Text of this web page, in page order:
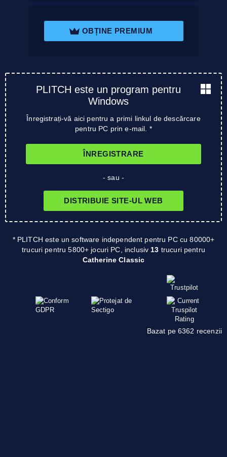
OBȚINE PREMIUM
PLITCH este un program pentru
Windows
Înregistrați-vă aici pentru a primi linkul de descărcare
pentru PC prin e-mail. *
ÎNREGISTRARE
- sau -
DISTRIBUIE SITE-UL WEB
* PLITCH este un software independent pentru PC cu 80000+
trucuri pentru 5800+ jocuri PC, inclusiv 13 trucuri pentru
Catherine Classic
Bazat pe 6362 recenzii